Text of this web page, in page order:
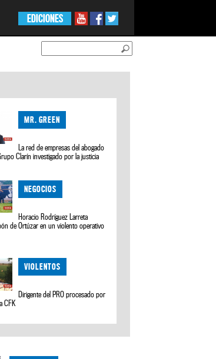
EDICIONES
MR. GREEN
La red de empresas del abogado
Clarín investigado por la justicia
NEGOCIOS
Horacio Rodríguez Larreta
de Ortúzar en un violento operativo
VIOLENTOS
Dirigente del PRO procesado por
CFK